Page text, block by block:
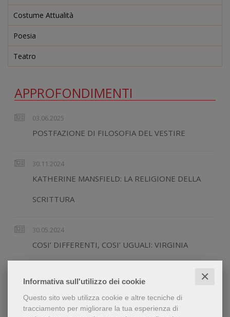
Informativa sull'utilizzo dei cookie ✕
Questo sito web utilizza cookie e altre tecniche di
tracciamento per migliorare la tua esperienza di
Costume Attualità
Poesia
Teatro
APPROFONDIMENTI
03.06.2025
POSTFAZIONE DI FILOSOFIA DEL VESTIRE
30.11.2024
KATHERINE MANSFIELD: LA RELIGIONE DELLA
SCRITTURA
30.05.2024
COSI’ DIFFERENTI, COSI’ UGUALI: VIRGINIA
VEDI TUTTI